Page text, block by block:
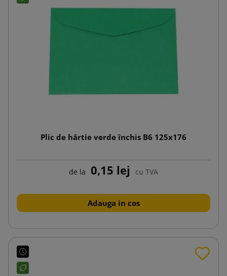
Plic de hârtie verde închis B6 125x176
de la 0,15 lej cu TVA
Adauga in cos